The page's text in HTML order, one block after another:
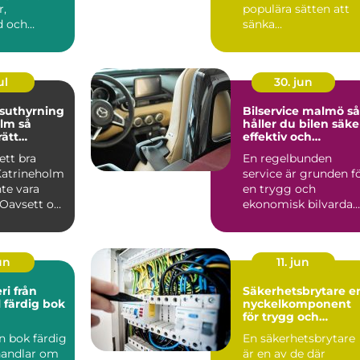
och
u...
populära sätten att
sänka
så
vistelser
bra
vara
om
30. jun
Bilservice malmö så
håller du bilen
effektiv och
En regelbunden
service är grunden
en trygg och
ekonomisk bilvardag.
bilservic...
färdig bok
bok färdig
om
11. jun
Säkerhetsbrytare en
nyckelkomponent
för trygg och
elinstallation
En säkerhetsbrytare
är en av de där